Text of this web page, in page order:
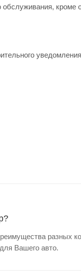
кроме
разных
Вашего авто.